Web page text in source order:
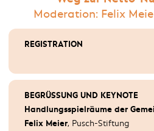
REGISTRATION
Peter Goetschi, Touring Club
Benoît Revaz,Bundesamt für
Moderation: Felix
REGISTRATION
BEGRÜSSUNG UND KEYNOTE
Handlungsspielräume der
Felix Meier, Pusch-Stiftung